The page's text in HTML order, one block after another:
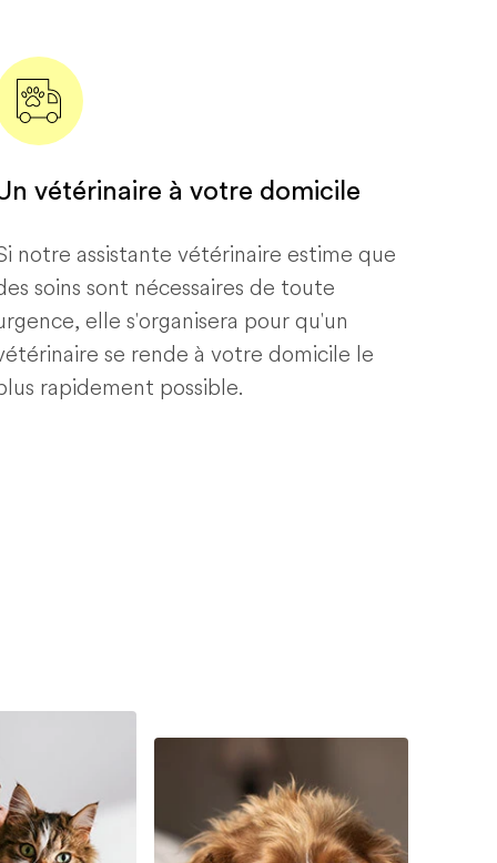
vétérinaire à votre domicile
notre assistante vétérinaire estime que
soins sont nécessaires de toute
elle s'organisera pour qu'un
se rende à votre domicile le
rapidement possible.